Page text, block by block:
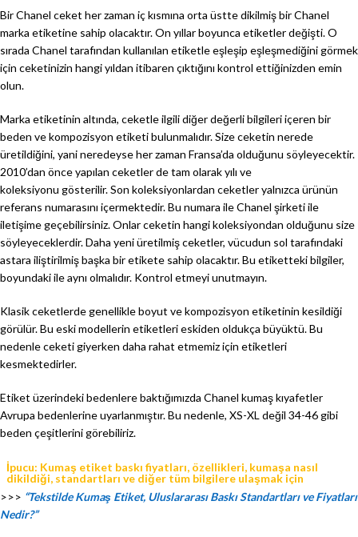
Bir Chanel ceket her zaman iç kısmına orta üstte dikilmiş bir Chanel
marka etiketine sahip olacaktır. On yıllar boyunca etiketler değişti. O
sırada Chanel tarafından kullanılan etiketle eşleşip eşleşmediğini görmek
için ceketinizin hangi yıldan itibaren çıktığını kontrol ettiğinizden emin
olun.
Marka etiketinin altında, ceketle ilgili diğer değerli bilgileri içeren bir
beden ve kompozisyon etiketi bulunmalıdır. Size ceketin nerede
üretildiğini, yani neredeyse her zaman Fransa’da olduğunu söyleyecektir.
2010’dan önce yapılan ceketler de tam olarak yılı ve
koleksiyonu gösterilir. Son koleksiyonlardan ceketler yalnızca ürünün
referans numarasını içermektedir. Bu numara ile Chanel şirketi ile
iletişime geçebilirsiniz. Onlar ceketin hangi koleksiyondan olduğunu size
söyleyeceklerdir. Daha yeni üretilmiş ceketler, vücudun sol tarafındaki
astara iliştirilmiş başka bir etikete sahip olacaktır. Bu etiketteki bilgiler,
boyundaki ile aynı olmalıdır. Kontrol etmeyi unutmayın.
Klasik ceketlerde genellikle boyut ve kompozisyon etiketinin kesildiği
görülür. Bu eski modellerin etiketleri eskiden oldukça büyüktü. Bu
nedenle ceketi giyerken daha rahat etmemiz için etiketleri
kesmektedirler.
Etiket üzerindeki bedenlere baktığımızda Chanel kumaş kıyafetler
Avrupa bedenlerine uyarlanmıştır. Bu nedenle, XS-XL değil 34-46 gibi
beden çeşitlerini görebiliriz.
İpucu: Kumaş etiket baskı fiyatları, özellikleri, kumaşa nasıl
dikildiği, standartları ve diğer tüm bilgilere ulaşmak için
>>> “Tekstilde Kumaş Etiket, Uluslararası Baskı Standartları ve Fiyatları
Nedir?”